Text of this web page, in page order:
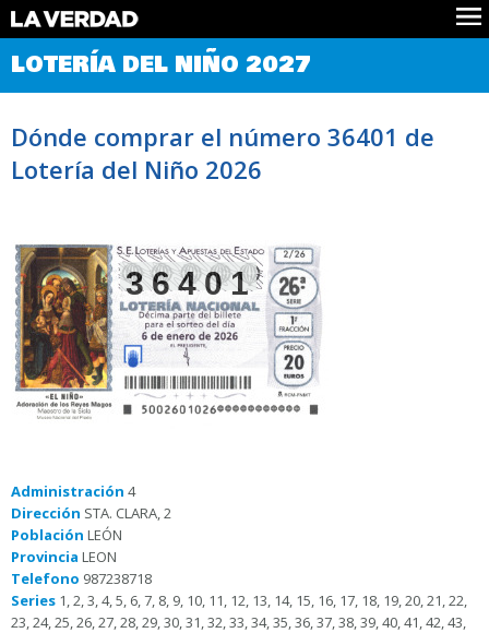
Comprobar Loteria del Niño
Premios
Noticias
Datos
LOTERÍA DEL NIÑO 2027
Dónde comprar el número 36401 de
Lotería del Niño 2026
36401
Administración 4
Dirección STA. CLARA, 2
Población LEÓN
Provincia LEON
Telefono 987238718
Series 1, 2, 3, 4, 5, 6, 7, 8, 9, 10, 11, 12, 13, 14, 15, 16, 17, 18, 19, 20, 21, 22,
23, 24, 25, 26, 27, 28, 29, 30, 31, 32, 33, 34, 35, 36, 37, 38, 39, 40, 41, 42, 43,